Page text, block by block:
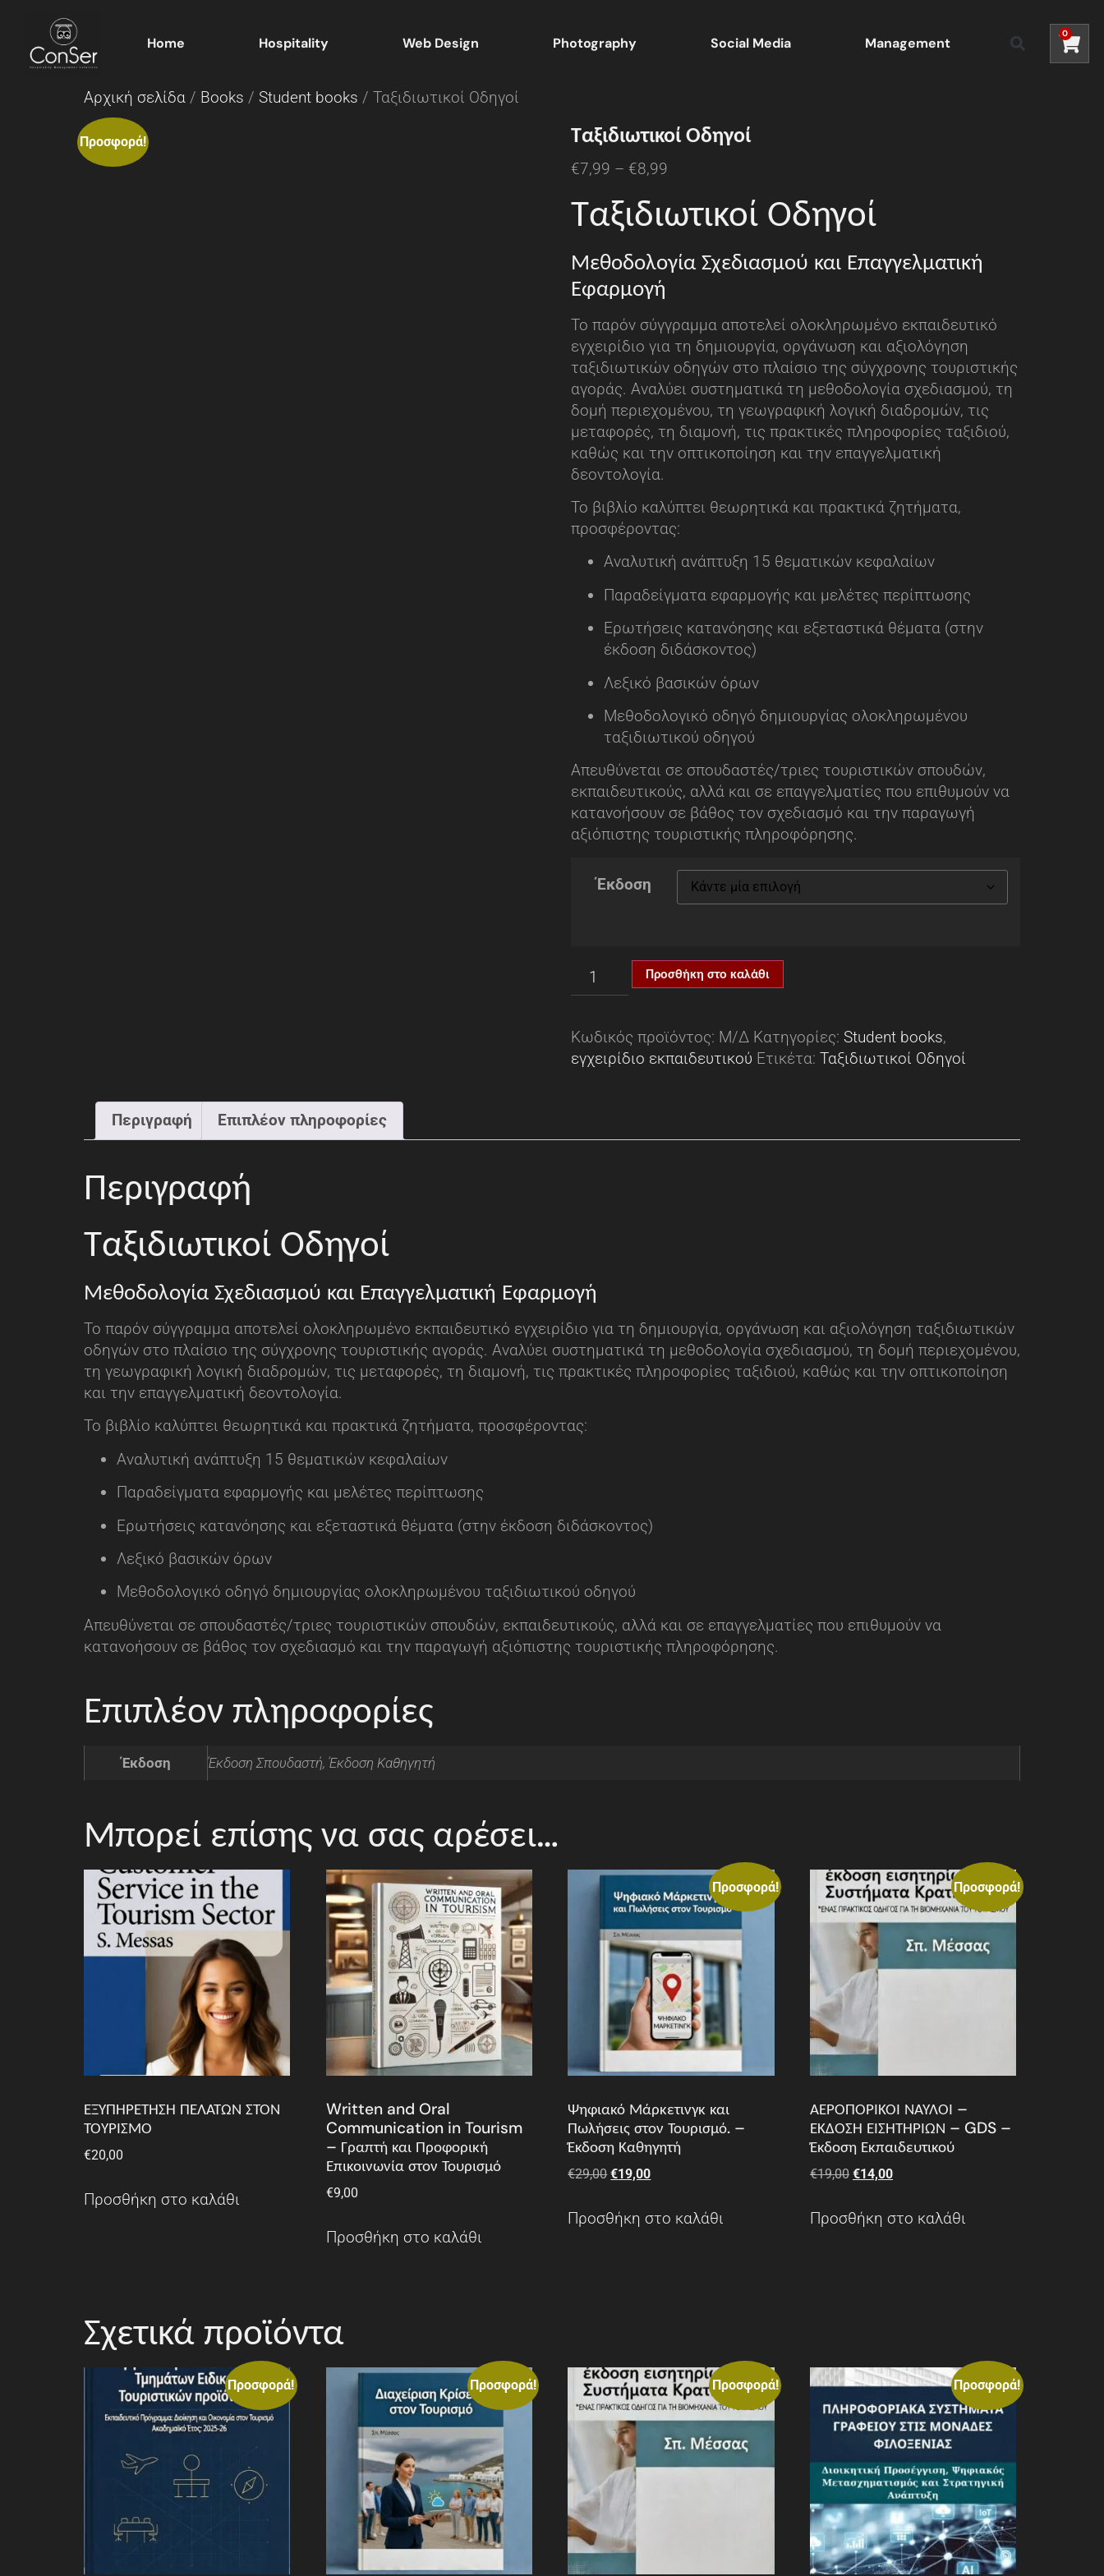
Home Hospitality Web Design Photography Social Media Management
0
Αρχική σελίδα / Books / Student books / Ταξιδιωτικοί Οδηγοί
Προσφορά! Ταξιδιωτικοί Οδηγοί
€7,99 – €8,99
Ταξιδιωτικοί Οδηγοί
Μεθοδολογία Σχεδιασμού και Επαγγελματική
Εφαρμογή
Το παρόν σύγγραμμα αποτελεί ολοκληρωμένο εκπαιδευτικό
εγχειρίδιο για τη δημιουργία, οργάνωση και αξιολόγηση
ταξιδιωτικών οδηγών στο πλαίσιο της σύγχρονης τουριστικής
αγοράς. Αναλύει συστηματικά τη μεθοδολογία σχεδιασμού, τη
δομή περιεχομένου, τη γεωγραφική λογική διαδρομών, τις
μεταφορές, τη διαμονή, τις πρακτικές πληροφορίες ταξιδιού,
καθώς και την οπτικοποίηση και την επαγγελματική
δεοντολογία.
Το βιβλίο καλύπτει θεωρητικά και πρακτικά ζητήματα,
προσφέροντας:
Αναλυτική ανάπτυξη 15 θεματικών κεφαλαίων
Παραδείγματα εφαρμογής και μελέτες περίπτωσης
Ερωτήσεις κατανόησης και εξεταστικά θέματα (στην
έκδοση διδάσκοντος)
Λεξικό βασικών όρων
Μεθοδολογικό οδηγό δημιουργίας ολοκληρωμένου
ταξιδιωτικού οδηγού
Απευθύνεται σε σπουδαστές/τριες τουριστικών σπουδών,
εκπαιδευτικούς, αλλά και σε επαγγελματίες που επιθυμούν να
κατανοήσουν σε βάθος τον σχεδιασμό και την παραγωγή
αξιόπιστης τουριστικής πληροφόρησης.
Έκδοση
Προσθήκη στο καλάθι
Κωδικός προϊόντος: Μ/Δ Κατηγορίες: Student books,
εγχειρίδιο εκπαιδευτικού Ετικέτα: Ταξιδιωτικοί Οδηγοί
Περιγραφή Επιπλέον πληροφορίες
Περιγραφή
Ταξιδιωτικοί Οδηγοί
Μεθοδολογία Σχεδιασμού και Επαγγελματική Εφαρμογή
Το παρόν σύγγραμμα αποτελεί ολοκληρωμένο εκπαιδευτικό εγχειρίδιο για τη δημιουργία, οργάνωση και αξιολόγηση ταξιδιωτικών
οδηγών στο πλαίσιο της σύγχρονης τουριστικής αγοράς. Αναλύει συστηματικά τη μεθοδολογία σχεδιασμού, τη δομή περιεχομένου,
τη γεωγραφική λογική διαδρομών, τις μεταφορές, τη διαμονή, τις πρακτικές πληροφορίες ταξιδιού, καθώς και την οπτικοποίηση
και την επαγγελματική δεοντολογία.
Το βιβλίο καλύπτει θεωρητικά και πρακτικά ζητήματα, προσφέροντας:
Αναλυτική ανάπτυξη 15 θεματικών κεφαλαίων
Παραδείγματα εφαρμογής και μελέτες περίπτωσης
Ερωτήσεις κατανόησης και εξεταστικά θέματα (στην έκδοση διδάσκοντος)
Λεξικό βασικών όρων
Μεθοδολογικό οδηγό δημιουργίας ολοκληρωμένου ταξιδιωτικού οδηγού
Απευθύνεται σε σπουδαστές/τριες τουριστικών σπουδών, εκπαιδευτικούς, αλλά και σε επαγγελματίες που επιθυμούν να
κατανοήσουν σε βάθος τον σχεδιασμό και την παραγωγή αξιόπιστης τουριστικής πληροφόρησης.
Επιπλέον πληροφορίες
Έκδοση Έκδοση Σπουδαστή, Έκδοση Καθηγητή
Μπορεί επίσης να σας αρέσει…
ΕΞΥΠΗΡΕΤΗΣΗ ΠΕΛΑΤΩΝ ΣΤΟΝ
ΤΟΥΡΙΣΜΟ
€20,00
Προσθήκη στο καλάθι
Written and Oral
Communication in Tourism
– Γραπτή και Προφορική
Επικοινωνία στον Τουρισμό
€9,00
Προσθήκη στο καλάθι
Προσφορά!
Ψηφιακό Μάρκετινγκ και
Πωλήσεις στον Τουρισμό. –
Έκδοση Καθηγητή
€29,00 €19,00
Προσθήκη στο καλάθι
Προσφορά!
ΑΕΡΟΠΟΡΙΚΟΙ ΝΑΥΛΟΙ –
ΕΚΔΟΣΗ ΕΙΣΗΤΗΡΙΩΝ – GDS –
Έκδοση Εκπαιδευτικού
€19,00 €14,00
Προσθήκη στο καλάθι
Σχετικά προϊόντα
Προσφορά! Προσφορά! Προσφορά! Προσφορά!